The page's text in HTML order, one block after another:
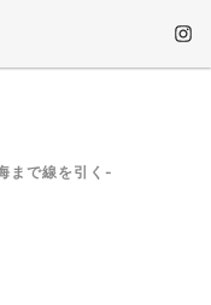
まで線を引く-